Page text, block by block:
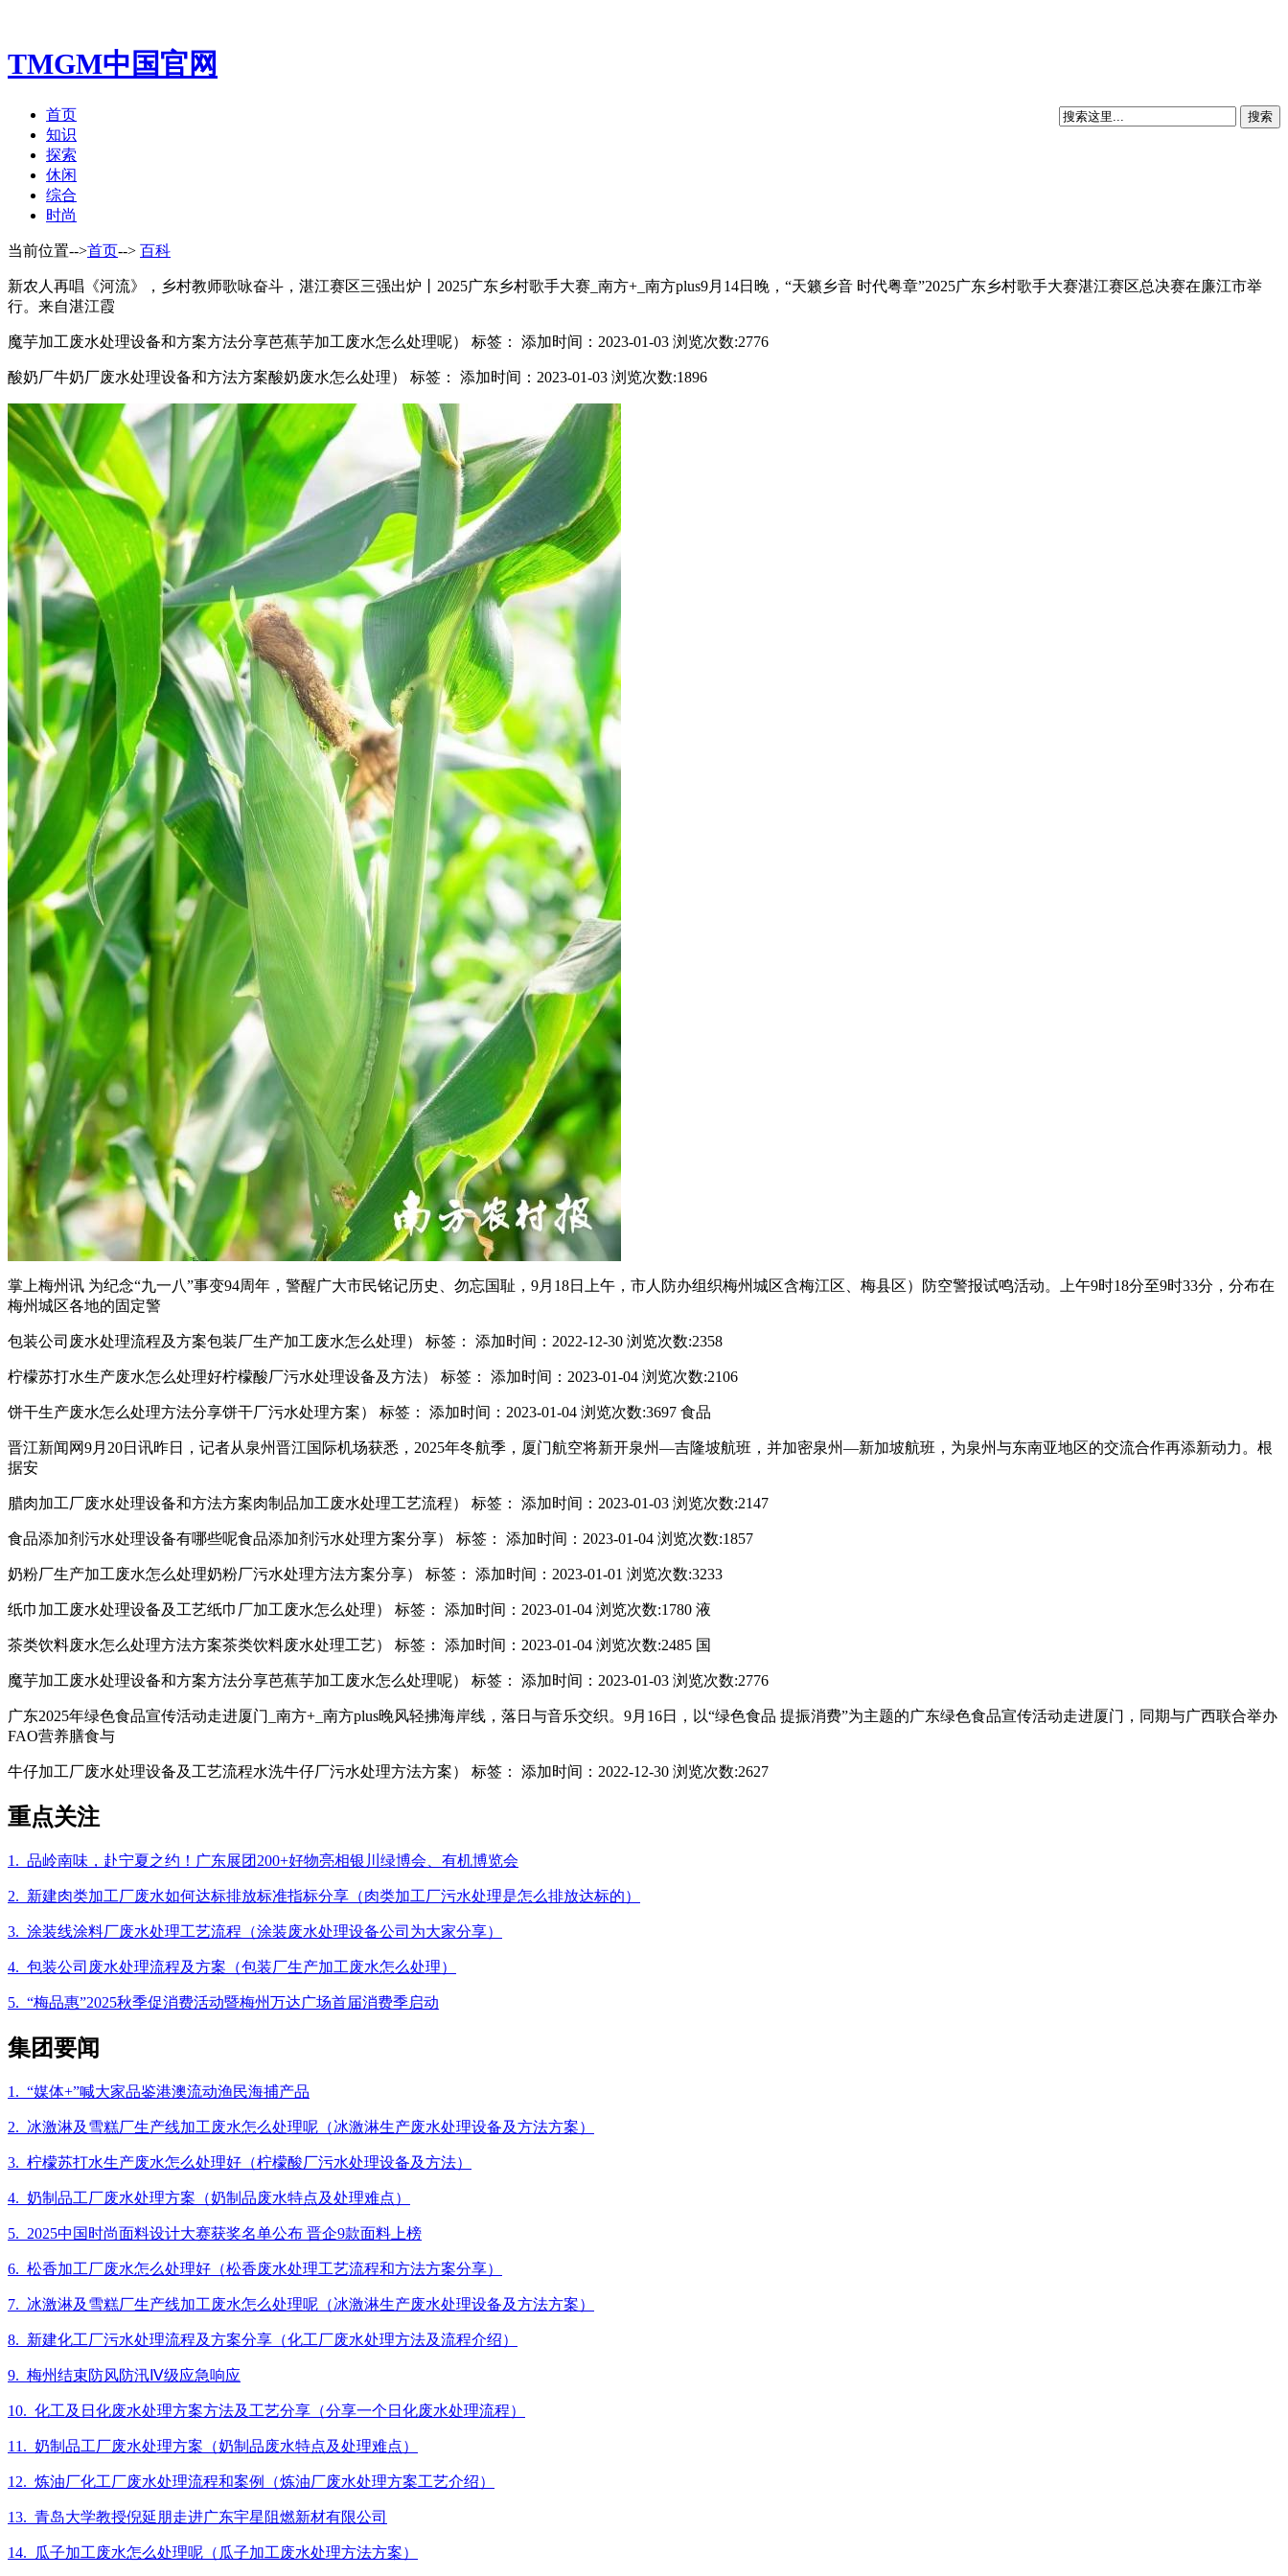
TMGM中国官网
首页
知识
探索
休闲
综合
时尚
当前位置-->首页--> 百科
新农人再唱《河流》，乡村教师歌咏奋斗，湛江赛区三强出炉丨2025广东乡村歌手大赛_南方+_南方plus9月14日晚，“天籁乡音 时代粤章”2025广东乡村歌手大赛湛江赛区总决赛在廉江市举
行。来自湛江霞
魔芋加工废水处理设备和方案方法分享芭蕉芋加工废水怎么处理呢） 标签： 添加时间：2023-01-03 浏览次数:2776
酸奶厂牛奶厂废水处理设备和方法方案酸奶废水怎么处理） 标签： 添加时间：2023-01-03 浏览次数:1896
掌上梅州讯 为纪念“九一八”事变94周年，警醒广大市民铭记历史、勿忘国耻，9月18日上午，市人防办组织梅州城区含梅江区、梅县区）防空警报试鸣活动。上午9时18分至9时33分，分布在
梅州城区各地的固定警
包装公司废水处理流程及方案包装厂生产加工废水怎么处理） 标签： 添加时间：2022-12-30 浏览次数:2358
柠檬苏打水生产废水怎么处理好柠檬酸厂污水处理设备及方法） 标签： 添加时间：2023-01-04 浏览次数:2106
饼干生产废水怎么处理方法分享饼干厂污水处理方案） 标签： 添加时间：2023-01-04 浏览次数:3697 食品
晋江新闻网9月20日讯昨日，记者从泉州晋江国际机场获悉，2025年冬航季，厦门航空将新开泉州—吉隆坡航班，并加密泉州—新加坡航班，为泉州与东南亚地区的交流合作再添新动力。根
据安
腊肉加工厂废水处理设备和方法方案肉制品加工废水处理工艺流程） 标签： 添加时间：2023-01-03 浏览次数:2147
食品添加剂污水处理设备有哪些呢食品添加剂污水处理方案分享） 标签： 添加时间：2023-01-04 浏览次数:1857
奶粉厂生产加工废水怎么处理奶粉厂污水处理方法方案分享） 标签： 添加时间：2023-01-01 浏览次数:3233
纸巾加工废水处理设备及工艺纸巾厂加工废水怎么处理） 标签： 添加时间：2023-01-04 浏览次数:1780 液
茶类饮料废水怎么处理方法方案茶类饮料废水处理工艺） 标签： 添加时间：2023-01-04 浏览次数:2485 国
魔芋加工废水处理设备和方案方法分享芭蕉芋加工废水怎么处理呢） 标签： 添加时间：2023-01-03 浏览次数:2776
广东2025年绿色食品宣传活动走进厦门_南方+_南方plus晚风轻拂海岸线，落日与音乐交织。9月16日，以“绿色食品 提振消费”为主题的广东绿色食品宣传活动走进厦门，同期与广西联合举办
FAO营养膳食与
牛仔加工厂废水处理设备及工艺流程水洗牛仔厂污水处理方法方案） 标签： 添加时间：2022-12-30 浏览次数:2627
重点关注
1. 品岭南味，赴宁夏之约！广东展团200+好物亮相银川绿博会、有机博览会
2. 新建肉类加工厂废水如何达标排放标准指标分享（肉类加工厂污水处理是怎么排放达标的）
3. 涂装线涂料厂废水处理工艺流程（涂装废水处理设备公司为大家分享）
4. 包装公司废水处理流程及方案（包装厂生产加工废水怎么处理）
5. “梅品惠”2025秋季促消费活动暨梅州万达广场首届消费季启动
集团要闻
1. “媒体+”喊大家品鉴港澳流动渔民海捕产品
2. 冰激淋及雪糕厂生产线加工废水怎么处理呢（冰激淋生产废水处理设备及方法方案）
3. 柠檬苏打水生产废水怎么处理好（柠檬酸厂污水处理设备及方法）
4. 奶制品工厂废水处理方案（奶制品废水特点及处理难点）
5. 2025中国时尚面料设计大赛获奖名单公布 晋企9款面料上榜
6. 松香加工厂废水怎么处理好（松香废水处理工艺流程和方法方案分享）
7. 冰激淋及雪糕厂生产线加工废水怎么处理呢（冰激淋生产废水处理设备及方法方案）
8. 新建化工厂污水处理流程及方案分享（化工厂废水处理方法及流程介绍）
9. 梅州结束防风防汛Ⅳ级应急响应
10. 化工及日化废水处理方案方法及工艺分享（分享一个日化废水处理流程）
11. 奶制品工厂废水处理方案（奶制品废水特点及处理难点）
12. 炼油厂化工厂废水处理流程和案例（炼油厂废水处理方案工艺介绍）
13. 青岛大学教授倪延朋走进广东宇星阻燃新材有限公司
14. 瓜子加工废水怎么处理呢（瓜子加工废水处理方法方案）